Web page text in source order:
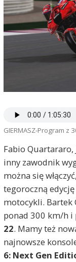
GIERMASZ-Program z
Fabio
inny zawodnik
można się
tegoroczną
motocykli. Bartek
ponad 300 km/h
22. Mamy też
najnowsze
6: Next Gen